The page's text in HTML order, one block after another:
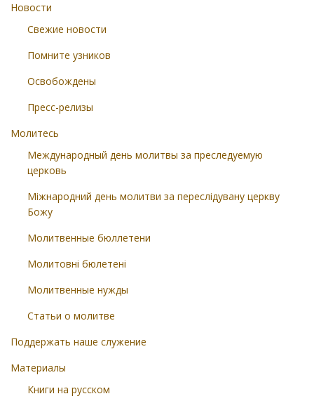
Новости
Свежие новости
Помните узников
Освобождены
Пресс-релизы
Молитесь
Международный день молитвы за преследуемую
церковь
Міжнародний день молитви за переслідувану церкву
Божу
Молитвенные бюллетени
Молитовні бюлетені
Молитвенные нужды
Статьи о молитве
Поддержать наше служение
Материалы
Книги на русском